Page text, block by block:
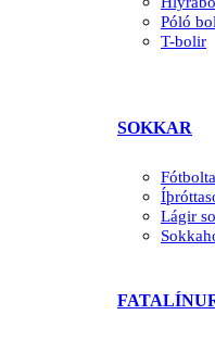
Póló
T-bolir
SOKKAR
Lágir